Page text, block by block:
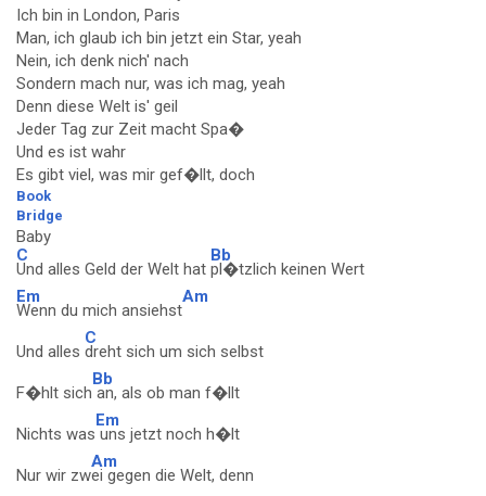
Ich bin in London, Paris
Man, ich glaub ich bin jetzt ein Star, yeah
Nein, ich denk nich' nach
Sondern mach nur, was ich mag, yeah
Denn diese Welt is' geil
Jeder Tag zur Zeit macht Spa�
Und es ist wahr
Es gibt viel, was mir gef�llt, doch
Book
Bridge
Baby
C
Und alles Geld der Welt hat
Bb
pl�tzlich keinen Wert
Em
Wenn du mich ansiehst
Am
Und alles
C
dreht sich um sich selbst
F�hlt sich
Bb
an, als ob man f�llt
Nichts was
Em
uns jetzt noch h�lt
Nur wir zw
Am
ei gegen die Welt, denn